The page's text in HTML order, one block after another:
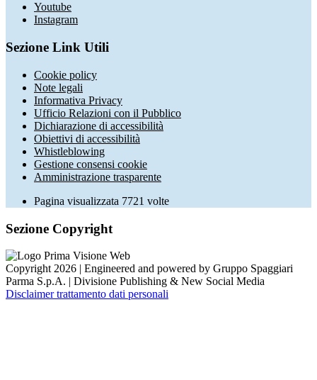
Youtube
Instagram
Sezione Link Utili
Cookie policy
Note legali
Informativa Privacy
Ufficio Relazioni con il Pubblico
Dichiarazione di accessibilità
Obiettivi di accessibilità
Whistleblowing
Gestione consensi cookie
Amministrazione trasparente
Pagina visualizzata 7721 volte
Sezione Copyright
Copyright 2026 | Engineered and powered by Gruppo Spaggiari
Parma S.p.A. | Divisione Publishing & New Social Media
Disclaimer trattamento dati personali